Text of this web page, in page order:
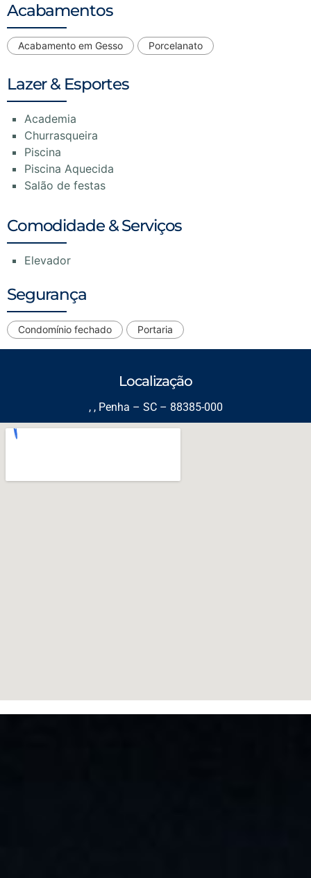
Acabamentos
Acabamento em Gesso Porcelanato
Lazer & Esportes
Academia
Churrasqueira
Piscina
Piscina Aquecida
Salão de festas
Comodidade & Serviços
Elevador
Segurança
Condomínio fechado Portaria
Localização
, , Penha – SC – 88385-000